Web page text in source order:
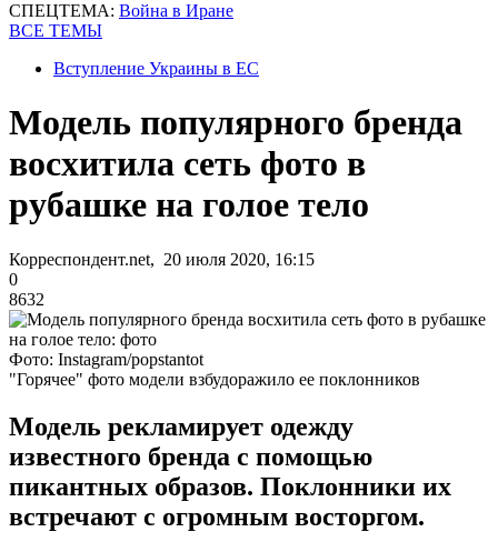
СПЕЦТЕМА: Война в Иране
ВСЕ ТЕМЫ
Вступление Украины в ЕС
Модель популярного бренда
восхитила сеть фото в
рубашке на голое тело
Корреспондент.net, 20 июля 2020, 16:15
0
8632
Фото: Instagram/popstantot
"Горячее" фото модели взбудоражило ее поклонников
Модель рекламирует одежду
известного бренда с помощью
пикантных образов. Поклонники их
встречают с огромным восторгом.